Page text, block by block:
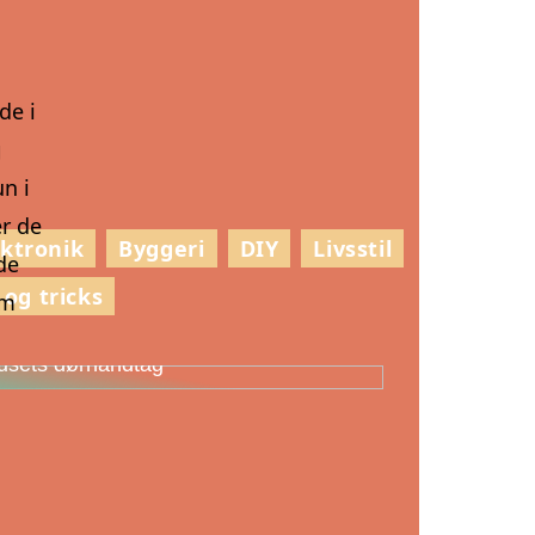
i
i
de
Byggeri DIY
Livsstil
og tricks
dørhåndtag